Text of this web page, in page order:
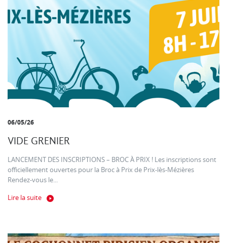
06/05/26
VIDE GRENIER
LANCEMENT DES INSCRIPTIONS – BROC À PRIX ! Les inscriptions sont
officiellement ouvertes pour la Broc à Prix de Prix-lès-Mézières
Rendez-vous le...
Lire la suite